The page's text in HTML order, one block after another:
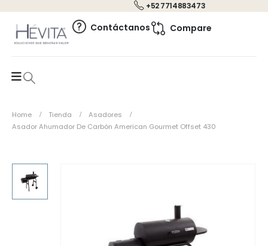
+52 7714883473
Contáctanos Compare
Home Tienda
Asadores
Asador Ahumador De Carbón American Gourmet Offset 430